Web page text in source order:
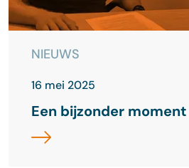
NIEUWS
16 mei 2025
Een bijzonder moment